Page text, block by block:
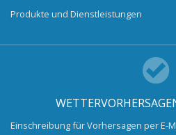
Produkte und Dienstleistungen
Einschreibung für Vorhersagen per E-